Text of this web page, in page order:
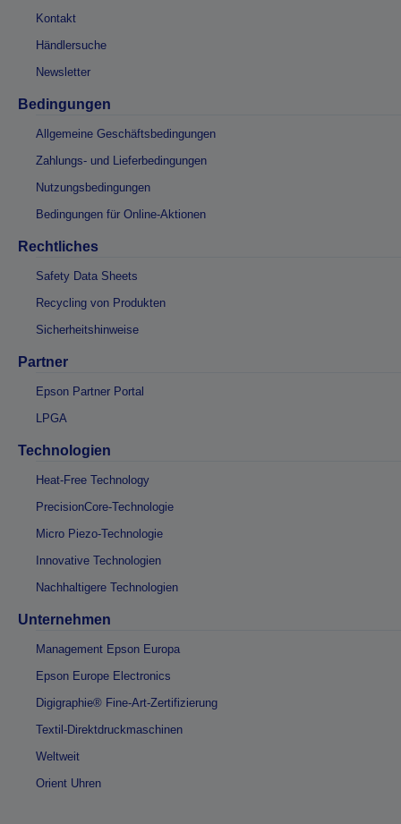
Kontakt
Händlersuche
Newsletter
Bedingungen
Allgemeine Geschäftsbedingungen
Zahlungs- und Lieferbedingungen
Nutzungsbedingungen
Bedingungen für Online-Aktionen
Rechtliches
Safety Data Sheets
Recycling von Produkten
Sicherheitshinweise
Partner
Epson Partner Portal
LPGA
Technologien
Heat-Free Technology
PrecisionCore-Technologie
Micro Piezo-Technologie
Innovative Technologien
Nachhaltigere Technologien
Unternehmen
Management Epson Europa
Epson Europe Electronics
Digigraphie® Fine-Art-Zertifizierung
Textil-Direktdruckmaschinen
Weltweit
Orient Uhren